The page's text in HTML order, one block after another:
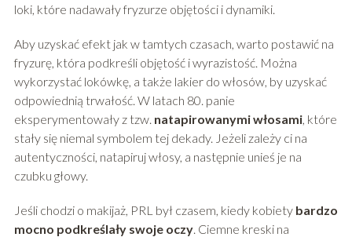
loki, które nadawały fryzurze objętości i dynamiki.
Aby uzyskać efekt jak w tamtych czasach, warto postawić na
fryzurę, która podkreśli objętość i wyrazistość. Można
wykorzystać lokówkę, a także lakier do włosów, by uzyskać
odpowiednią trwałość. W latach 80. panie
eksperymentowały z tzw. natapirowanymi włosami, które
stały się niemal symbolem tej dekady. Jeżeli zależy ci na
autentyczności, natapiruj włosy, a następnie unieś je na
czubku głowy.
Jeśli chodzi o makijaż, PRL był czasem, kiedy kobiety bardzo
mocno podkreślały swoje oczy. Ciemne kreski na